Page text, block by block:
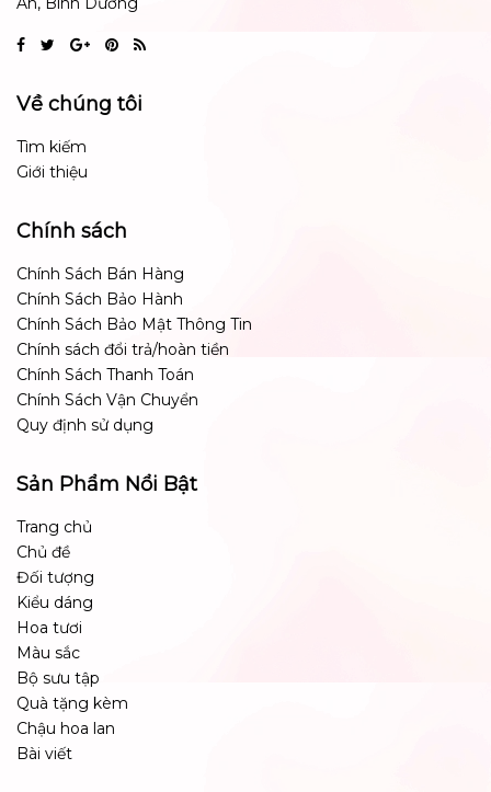
Về chúng tôi
Tìm kiếm
Giới thiệu
Chính sách
Chính Sách Bán Hàng
Chính Sách Bảo Hành
Chính Sách Bảo Mật Thông Tin
Chính sách đổi trả/hoàn tiền
Chính Sách Thanh Toán
Chính Sách Vận Chuyển
Quy định sử dụng
Sản Phẩm Nổi Bật
Trang chủ
Chủ đề
Đối tượng
Kiểu dáng
Hoa tươi
Màu sắc
Bộ sưu tập
Quà tặng kèm
Chậu hoa lan
Bài viết